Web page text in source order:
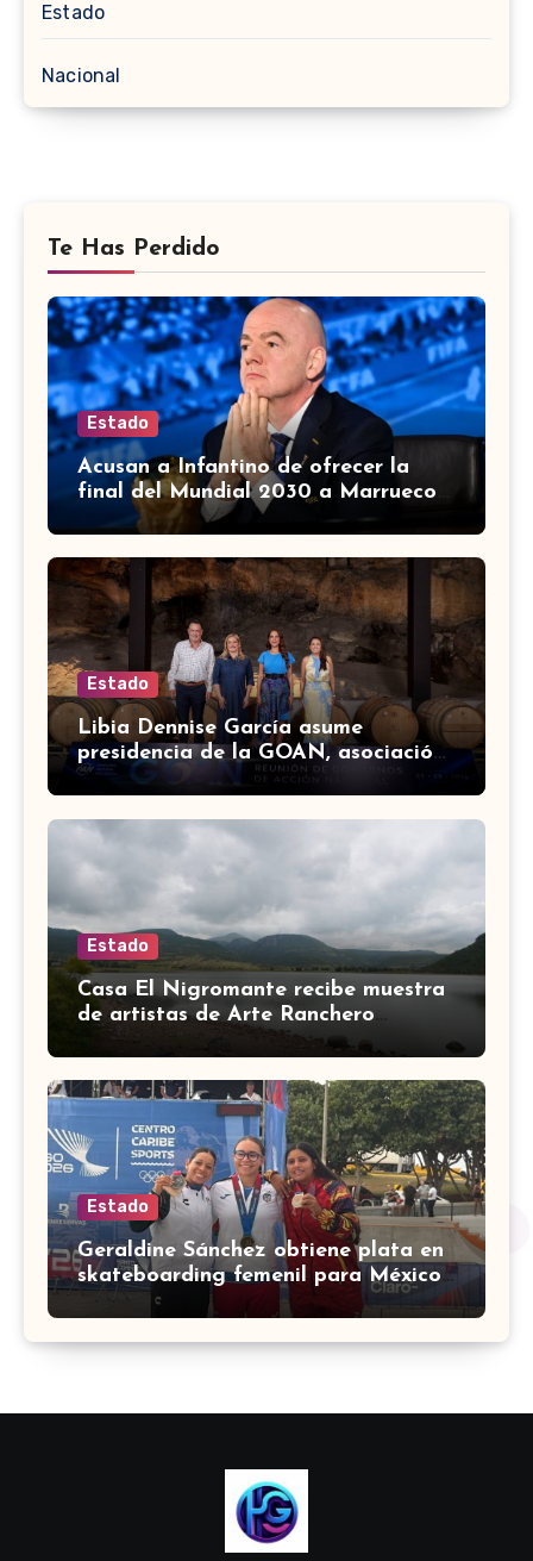
Estado
Nacional
Te Has Perdido
Estado
Acusan a Infantino de ofrecer la
final del Mundial 2030 a Marruecos
a cambio de apoyo
Estado
Libia Dennise García asume
presidencia de la GOAN, asociación
de gobernadores de Acción
Estado
Casa El Nigromante recibe muestra
de artistas de Arte Ranchero
Pandillero
Estado
Geraldine Sánchez obtiene plata en
skateboarding femenil para México
en los Centroamericanos 2026